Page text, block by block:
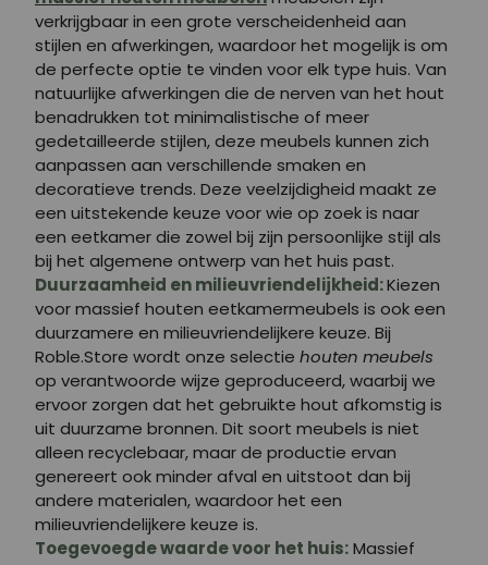
verkrijgbaar in een grote verscheidenheid aan
stijlen en afwerkingen, waardoor het mogelijk is om
de perfecte optie te vinden voor elk type huis. Van
natuurlijke afwerkingen die de nerven van het hout
benadrukken tot minimalistische of meer
gedetailleerde stijlen, deze meubels kunnen zich
aanpassen aan verschillende smaken en
decoratieve trends. Deze veelzijdigheid maakt ze
een uitstekende keuze voor wie op zoek is naar
een eetkamer die zowel bij zijn persoonlijke stijl als
bij het algemene ontwerp van het huis past.
Duurzaamheid en milieuvriendelijkheid:Kiezen
voor massief houten eetkamermeubels is ook een
duurzamere en milieuvriendelijkere keuze. Bij
Roble.Store wordt onze selectie houten meubels
op verantwoorde wijze geproduceerd, waarbij we
ervoor zorgen dat het gebruikte hout afkomstig is
uit duurzame bronnen. Dit soort meubels is niet
alleen recyclebaar, maar de productie ervan
genereert ook minder afval en uitstoot dan bij
andere materialen, waardoor het een
milieuvriendelijkere keuze is.
Toegevoegde waarde voor het huis:Massief